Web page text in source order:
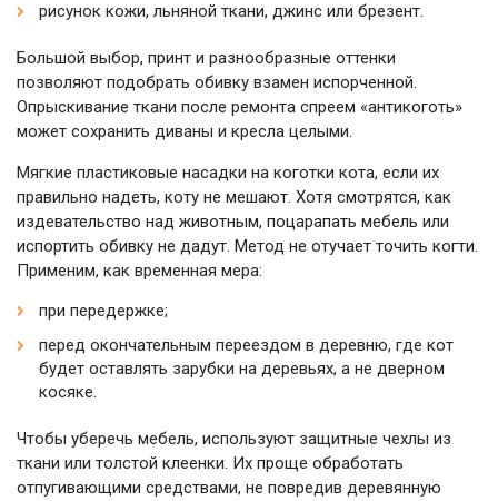
рисунок кожи, льняной ткани, джинс или брезент.
Большой выбор, принт и разнообразные оттенки
позволяют подобрать обивку взамен испорченной.
Опрыскивание ткани после ремонта спреем «антикоготь»
может сохранить диваны и кресла целыми.
Мягкие пластиковые насадки на коготки кота, если их
правильно надеть, коту не мешают. Хотя смотрятся, как
издевательство над животным, поцарапать мебель или
испортить обивку не дадут. Метод не отучает точить когти.
Применим, как временная мера:
при передержке;
перед окончательным переездом в деревню, где кот
будет оставлять зарубки на деревьях, а не дверном
косяке.
Чтобы уберечь мебель, используют защитные чехлы из
ткани или толстой клеенки. Их проще обработать
отпугивающими средствами, не повредив деревянную